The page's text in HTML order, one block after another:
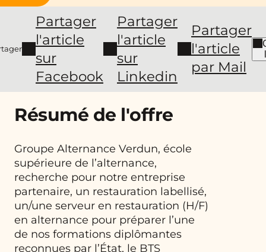
Partager
l'article
sur
Facebook
Partager
l'article
sur
Linkedin
Partager
l'article
par Mail
Résumé de l'offre
Groupe Alternance Verdun, école
supérieure de l’alternance,
recherche pour notre entreprise
partenaire, un restauration labellisé,
un/une serveur en restauration (H/F)
en alternance pour préparer l’une
de nos formations diplômantes
reconnues par l’État, le BTS